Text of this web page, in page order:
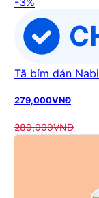
Tã bỉm dán
279,000VNĐ
289,000VNĐ